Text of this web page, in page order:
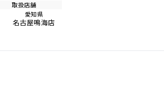
取扱店舗
愛知県
名古屋鳴海店